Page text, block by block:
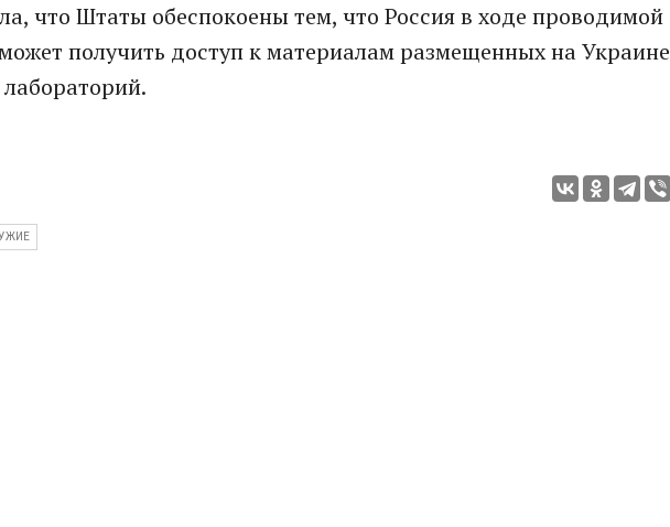
что Штаты обеспокоены тем, что Россия в ходе проводимой
получить доступ к материалам размещенных на Украине